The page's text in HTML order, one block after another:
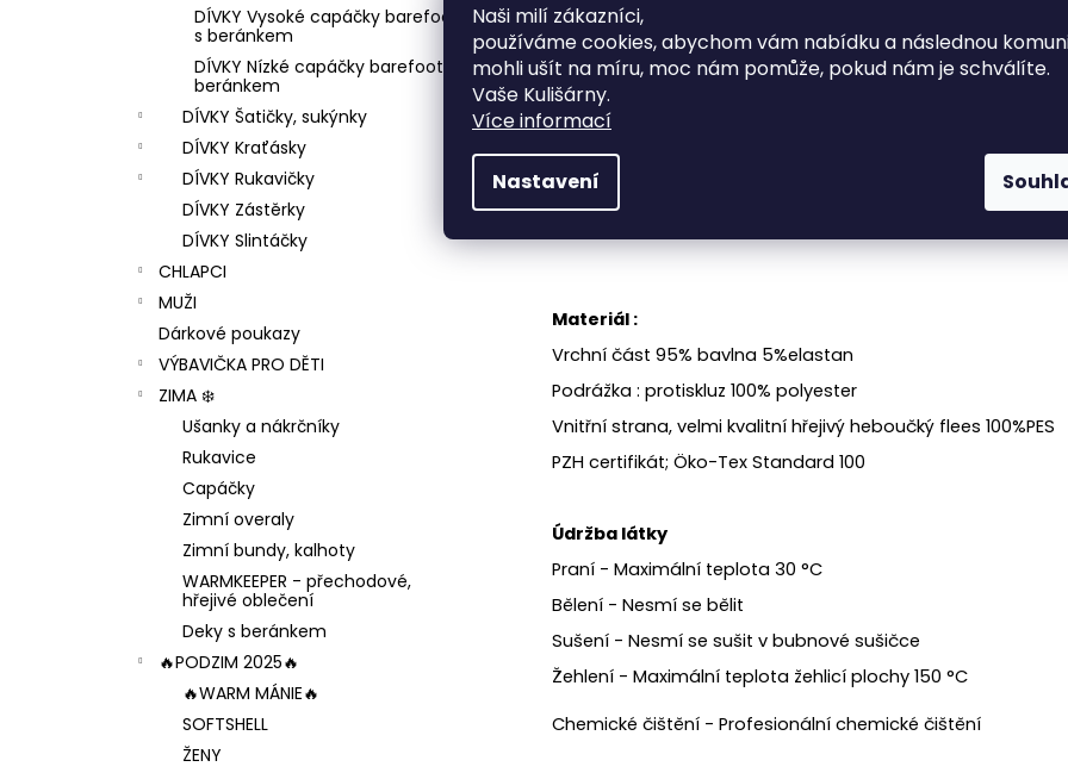
Naši milí zákazníci,
používáme cookies, abychom vám nabídku a následnou
mohli ušít na míru, moc nám pomůže, pokud nám je schválíte.
Vaše Kulišárny.
Více informací
Nastavení
DÍVKY Vysoké capáčky barefoot
s beránkem
DÍVKY Nízké capáčky barefoot s
beránkem
DÍVKY Šatičky, sukýnky
DÍVKY Kraťásky
DÍVKY Rukavičky
DÍVKY Zástěrky
DÍVKY Slintáčky
CHLAPCI
MUŽI
Dárkové poukazy
VÝBAVIČKA PRO DĚTI
ZIMA ❄️
Ušanky a nákrčníky
Rukavice
Capáčky
Zimní overaly
Zimní bundy, kalhoty
WARMKEEPER - přechodové,
hřejivé oblečení
Deky s beránkem
🔥PODZIM 2025🔥
🔥WARM MÁNIE🔥
SOFTSHELL
ŽENY
Materiál :
Vrchní část 95% bavlna 5%elastan
Podrážka : protiskluz 100% polyester
Vnitřní strana, velmi kvalitní hřejivý heboučký flees 100%PES
PZH certifikát; Öko-Tex Standard 100
Údržba látky
Praní - Maximální teplota 30 °C
Bělení - Nesmí se bělit
Sušení - Nesmí se sušit v bubnové sušičce
Žehlení - Maximální teplota žehlicí plochy 150 °C
Chemické čištění - Profesionální chemické čištění